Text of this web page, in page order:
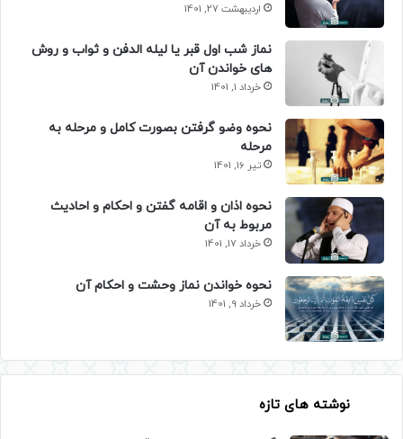
اردیبهشت 27, 1401
نماز شب اول قبر یا لیله الدفن و ثواب و روش
های خواندن آن
خرداد 1, 1401
نحوه وضو گرفتن بصورت کامل و مرحله به
مرحله
تیر 16, 1401
نحوه اذان و اقامه گفتن و احکام و احادیث
مربوط به آن
خرداد 17, 1401
نحوه خواندن نماز وحشت و احکام آن
خرداد 9, 1401
نوشته های تازه